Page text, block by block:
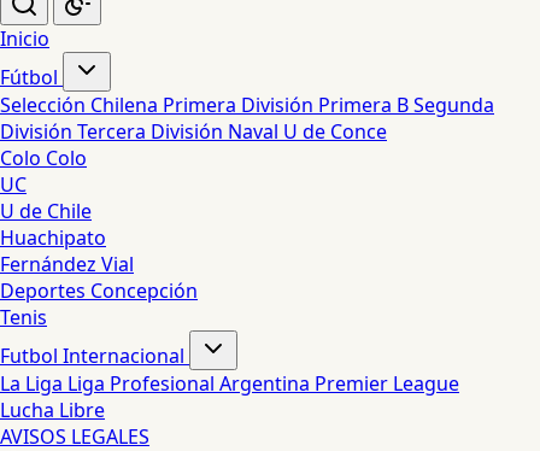
Inicio
Fútbol
Selección Chilena Primera División Primera BSegunda
División Tercera División Naval U de Conce
Colo Colo
UC
U de Chile
Huachipato
Fernández Vial
Deportes Concepción
Tenis
Futbol Internacional
La Liga Liga Profesional Argentina Premier League
Lucha Libre
AVISOS LEGALES